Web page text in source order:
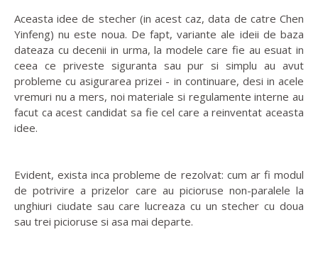
Aceasta idee de stecher (in acest caz, data de catre Chen
Yinfeng) nu este noua. De fapt, variante ale ideii de baza
dateaza cu decenii in urma, la modele care fie au esuat in
ceea ce priveste siguranta sau pur si simplu au avut
probleme cu asigurarea prizei - in continuare, desi in acele
vremuri nu a mers, noi materiale si regulamente interne au
facut ca acest candidat sa fie cel care a reinventat aceasta
idee.
Evident, exista inca probleme de rezolvat: cum ar fi modul
de potrivire a prizelor care au picioruse non-paralele la
unghiuri ciudate sau care lucreaza cu un stecher cu doua
sau trei picioruse si asa mai departe.